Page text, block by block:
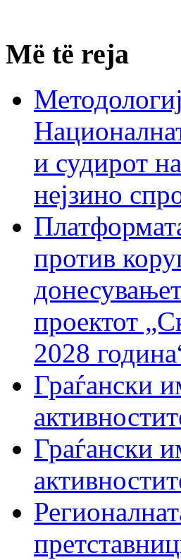
Më të reja
и судирот
нејзино
против
проектот
2028
Граѓански
Граѓански